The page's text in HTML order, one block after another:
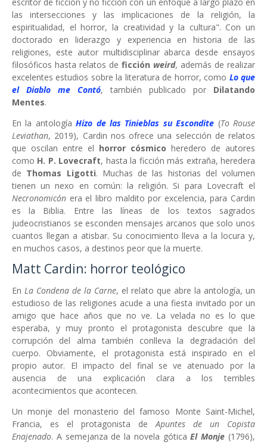
las intersecciones y las implicaciones de la religión, la
espiritualidad, el horror, la creatividad y la cultura". Con un
doctorado en liderazgo y experiencia en historia de las
religiones, este autor multidisciplinar abarca desde ensayos
filosóficos hasta relatos de ficción weird, además de realizar
excelentes estudios sobre la literatura de horror, como Lo que
el Diablo me Contó, también publicado por Dilatando
Mentes.
En la antologíaHizo de las Tinieblas su Escondite (To Rouse
Leviathan, 2019), Cardin nos ofrece una selección de relatos
que oscilan entre el horror cósmico heredero de autores
como H. P. Lovecraft, hasta la ficción más extraña, heredera
de Thomas Ligotti. Muchas de las historias del volumen
tienen un nexo en común: la religión. Si para Lovecraft el
Necronomicón era el libro maldito por excelencia, para Cardin
es la Biblia. Entre las líneas de los textos sagrados
judeocristianos se esconden mensajes arcanos que solo unos
cuantos llegan a atisbar. Su conocimiento lleva a la locura y,
en muchos casos, a destinos peor que la muerte.
Matt Cardin: horror teológico
En La Condena de la Carne, el relato que abre la antología, un
estudioso de las religiones acude a una fiesta invitado por un
amigo que hace años que no ve. La velada no es lo que
esperaba, y muy pronto el protagonista descubre que la
corrupción del alma también conlleva la degradación del
cuerpo. Obviamente, el protagonista está inspirado en el
propio autor. El impacto del final se ve atenuado por la
ausencia de una explicación clara a los terribles
acontecimientos que acontecen.
Un monje del monasterio del famoso Monte Saint-Michel,
Francia, es el protagonista de Apuntes de un Copista
Enajenado. A semejanza de la novela góticaEl Monje (1796),